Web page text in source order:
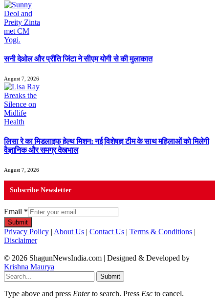
सनी देओल और प्रीति जिंटा ने सीएम योगी से की मुलाकात
August 7, 2026
लिसा रे का मिडलाइफ हेल्थ मिशन: नई विशेषज्ञ टीम के साथ महिलाओं को मिलेगी
वैज्ञानिक और समग्र देखभाल
August 7, 2026
Subscribe Newsletter
Email *
Submit
Privacy Policy | About Us | Contact Us | Terms & Conditions |
Disclaimer
© 2026 ShagunNewsIndia.com | Designed & Developed by
Krishna Maurya
Submit
Type above and press Enterto search. Press Esc to cancel.